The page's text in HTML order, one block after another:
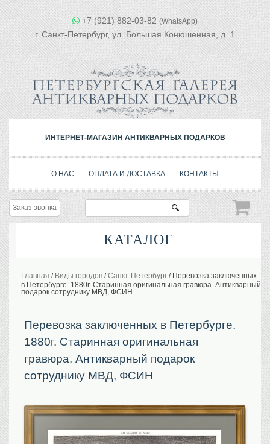
+7 (921) 882-03-82 (WhatsApp)
г. Санкт-Петербург, ул. Большая Конюшенная, д. 1
ИНТЕРНЕТ-МАГАЗИН АНТИКВАРНЫХ ПОДАРКОВ
О НАС ОПЛАТА И ДОСТАВКА КОНТАКТЫ
Заказ звонка
КАТАЛОГ
История Российской империи. Обычаи
Портреты царской
Старинные планы городов
Москва
Российская империя
Старинные карты
Главная / Виды городов /Санкт-Петербург / Перевозка заключенных
в Петербурге. 1880г. Старинная оригинальная гравюра. Антикварный
подарок сотруднику МВД, ФСИН
Перевозка заключенных в Петербурге.
1880г. Старинная оригинальная
гравюра. Антикварный подарок
сотруднику МВД, ФСИН